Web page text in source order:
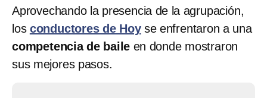
Aprovechando la presencia de la agrupación,
los conductores de Hoyse enfrentaron a una
competencia de baile en donde mostraron
sus mejores pasos.